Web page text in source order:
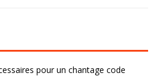
pour un chantage code